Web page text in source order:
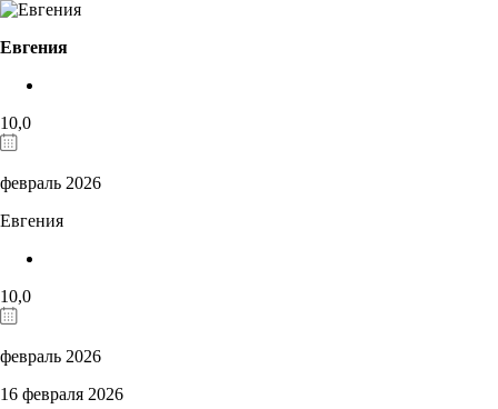
Евгения
10,0
февраль 2026
Евгения
10,0
февраль 2026
16 февраля 2026